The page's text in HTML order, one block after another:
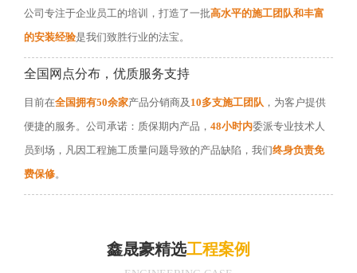
公司专注于企业员工的培训，打造了一批高水平的施工团队和丰富
的安装经验是我们致胜行业的法宝。
全国网点分布，优质服务支持
目前在全国拥有50余家产品分销商及 10多支施工团队 ，为客户提供
便捷的服务。公司承诺：质保期内产品， 48小时内委派专业技术人
员到场，凡因工程施工质量问题导致的产品缺陷，我们终身负责免
费保修。
鑫晟豪精选工程案例